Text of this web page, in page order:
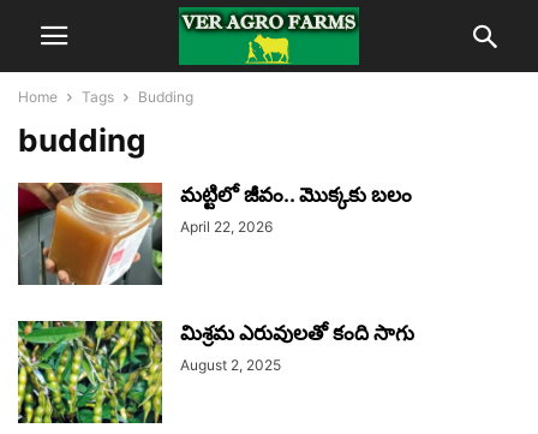
Home Tags Budding
budding
మట్టిలో జీవం.. మొక్కకు బలం
April 22, 2026
మిశ్రమ ఎరువులతో కంది సాగు
August 2, 2025